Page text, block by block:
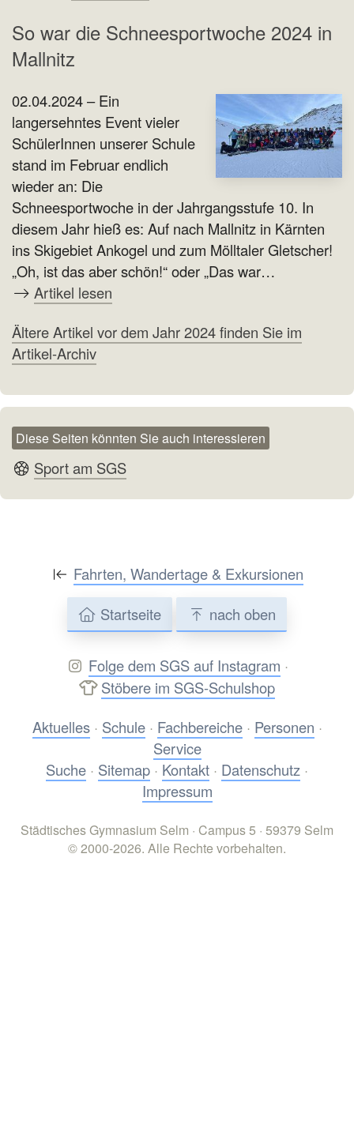
So war die Schneesportwoche 2024 in
Mallnitz
02.04.2024 – Ein
langersehntes Event vieler
SchülerInnen unserer Schule
stand im Februar endlich
wieder an: Die
Schneesportwoche in der Jahrgangsstufe 10. In
diesem Jahr hieß es: Auf nach Mallnitz in Kärnten
ins Skigebiet Ankogel und zum Mölltaler Gletscher!
„Oh, ist das aber schön!“ oder „Das war…
Artikel lesen
Ältere Artikel vor dem Jahr 2024 finden Sie im
Artikel-Archiv
Diese Seiten könnten Sie auch interessieren
Sport am SGS
Fahrten, Wandertage & Exkursionen
Startseite
nach oben
Folge dem SGS auf Instagram ·
Stöbere im SGS-Schulshop
Aktuelles· Schule· Fachbereiche· Personen ·
Service
Suche · Sitemap · Kontakt · Datenschutz ·
Impressum
Städtisches Gymnasium Selm · Campus 5 · 59379 Selm
© 2000-2026. Alle Rechte vorbehalten.